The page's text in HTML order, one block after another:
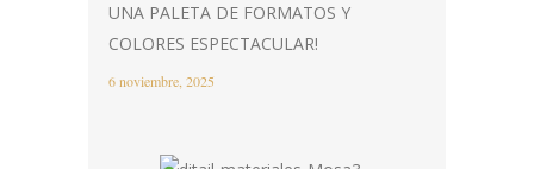
UNA PALETA DE FORMATOS Y
COLORES ESPECTACULAR!
6 noviembre, 2025